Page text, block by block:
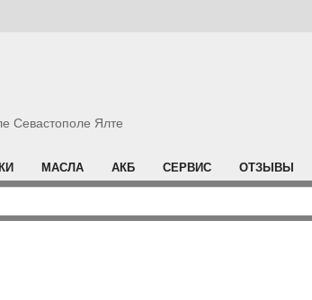
Севастополе Ялте
МАСЛА АКБ СЕРВИС ОТЗЫВЫ